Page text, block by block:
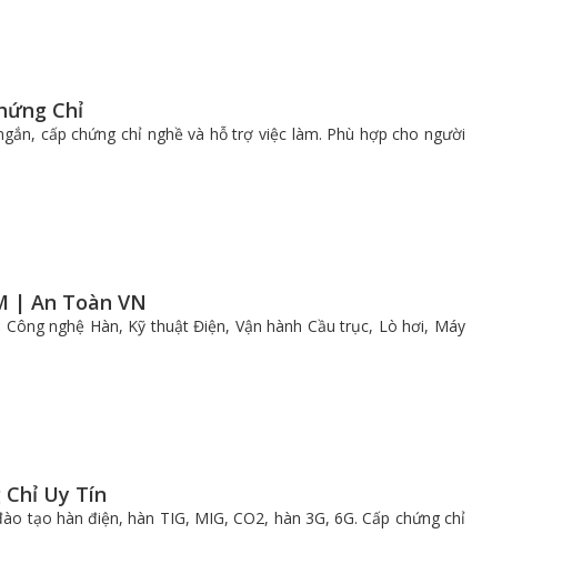
Chỉ
cấp chứng chỉ nghề và hỗ trợ việc làm. Phù hợp cho người
| An Toàn VN
nghệ Hàn, Kỹ thuật Điện, Vận hành Cầu trục, Lò hơi, Máy
Chỉ Uy Tín
tạo hàn điện, hàn TIG, MIG, CO2, hàn 3G, 6G. Cấp chứng chỉ